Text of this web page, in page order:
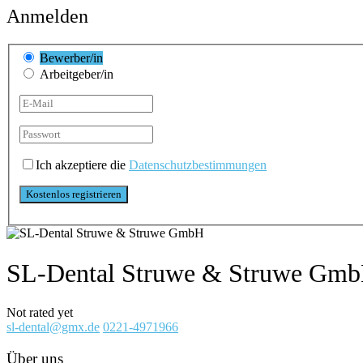
Anmelden
Bewerber/in
Arbeitgeber/in
Ich akzeptiere die Datenschutzbestimmungen
SL-Dental Struwe & Struwe
Not rated yet
sl-dental@gmx.de 0221-4971966
Über uns